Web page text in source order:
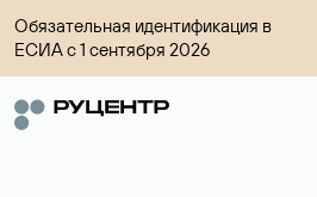
Обязательная идентификация в
ЕСИА с 1 сентября 2026